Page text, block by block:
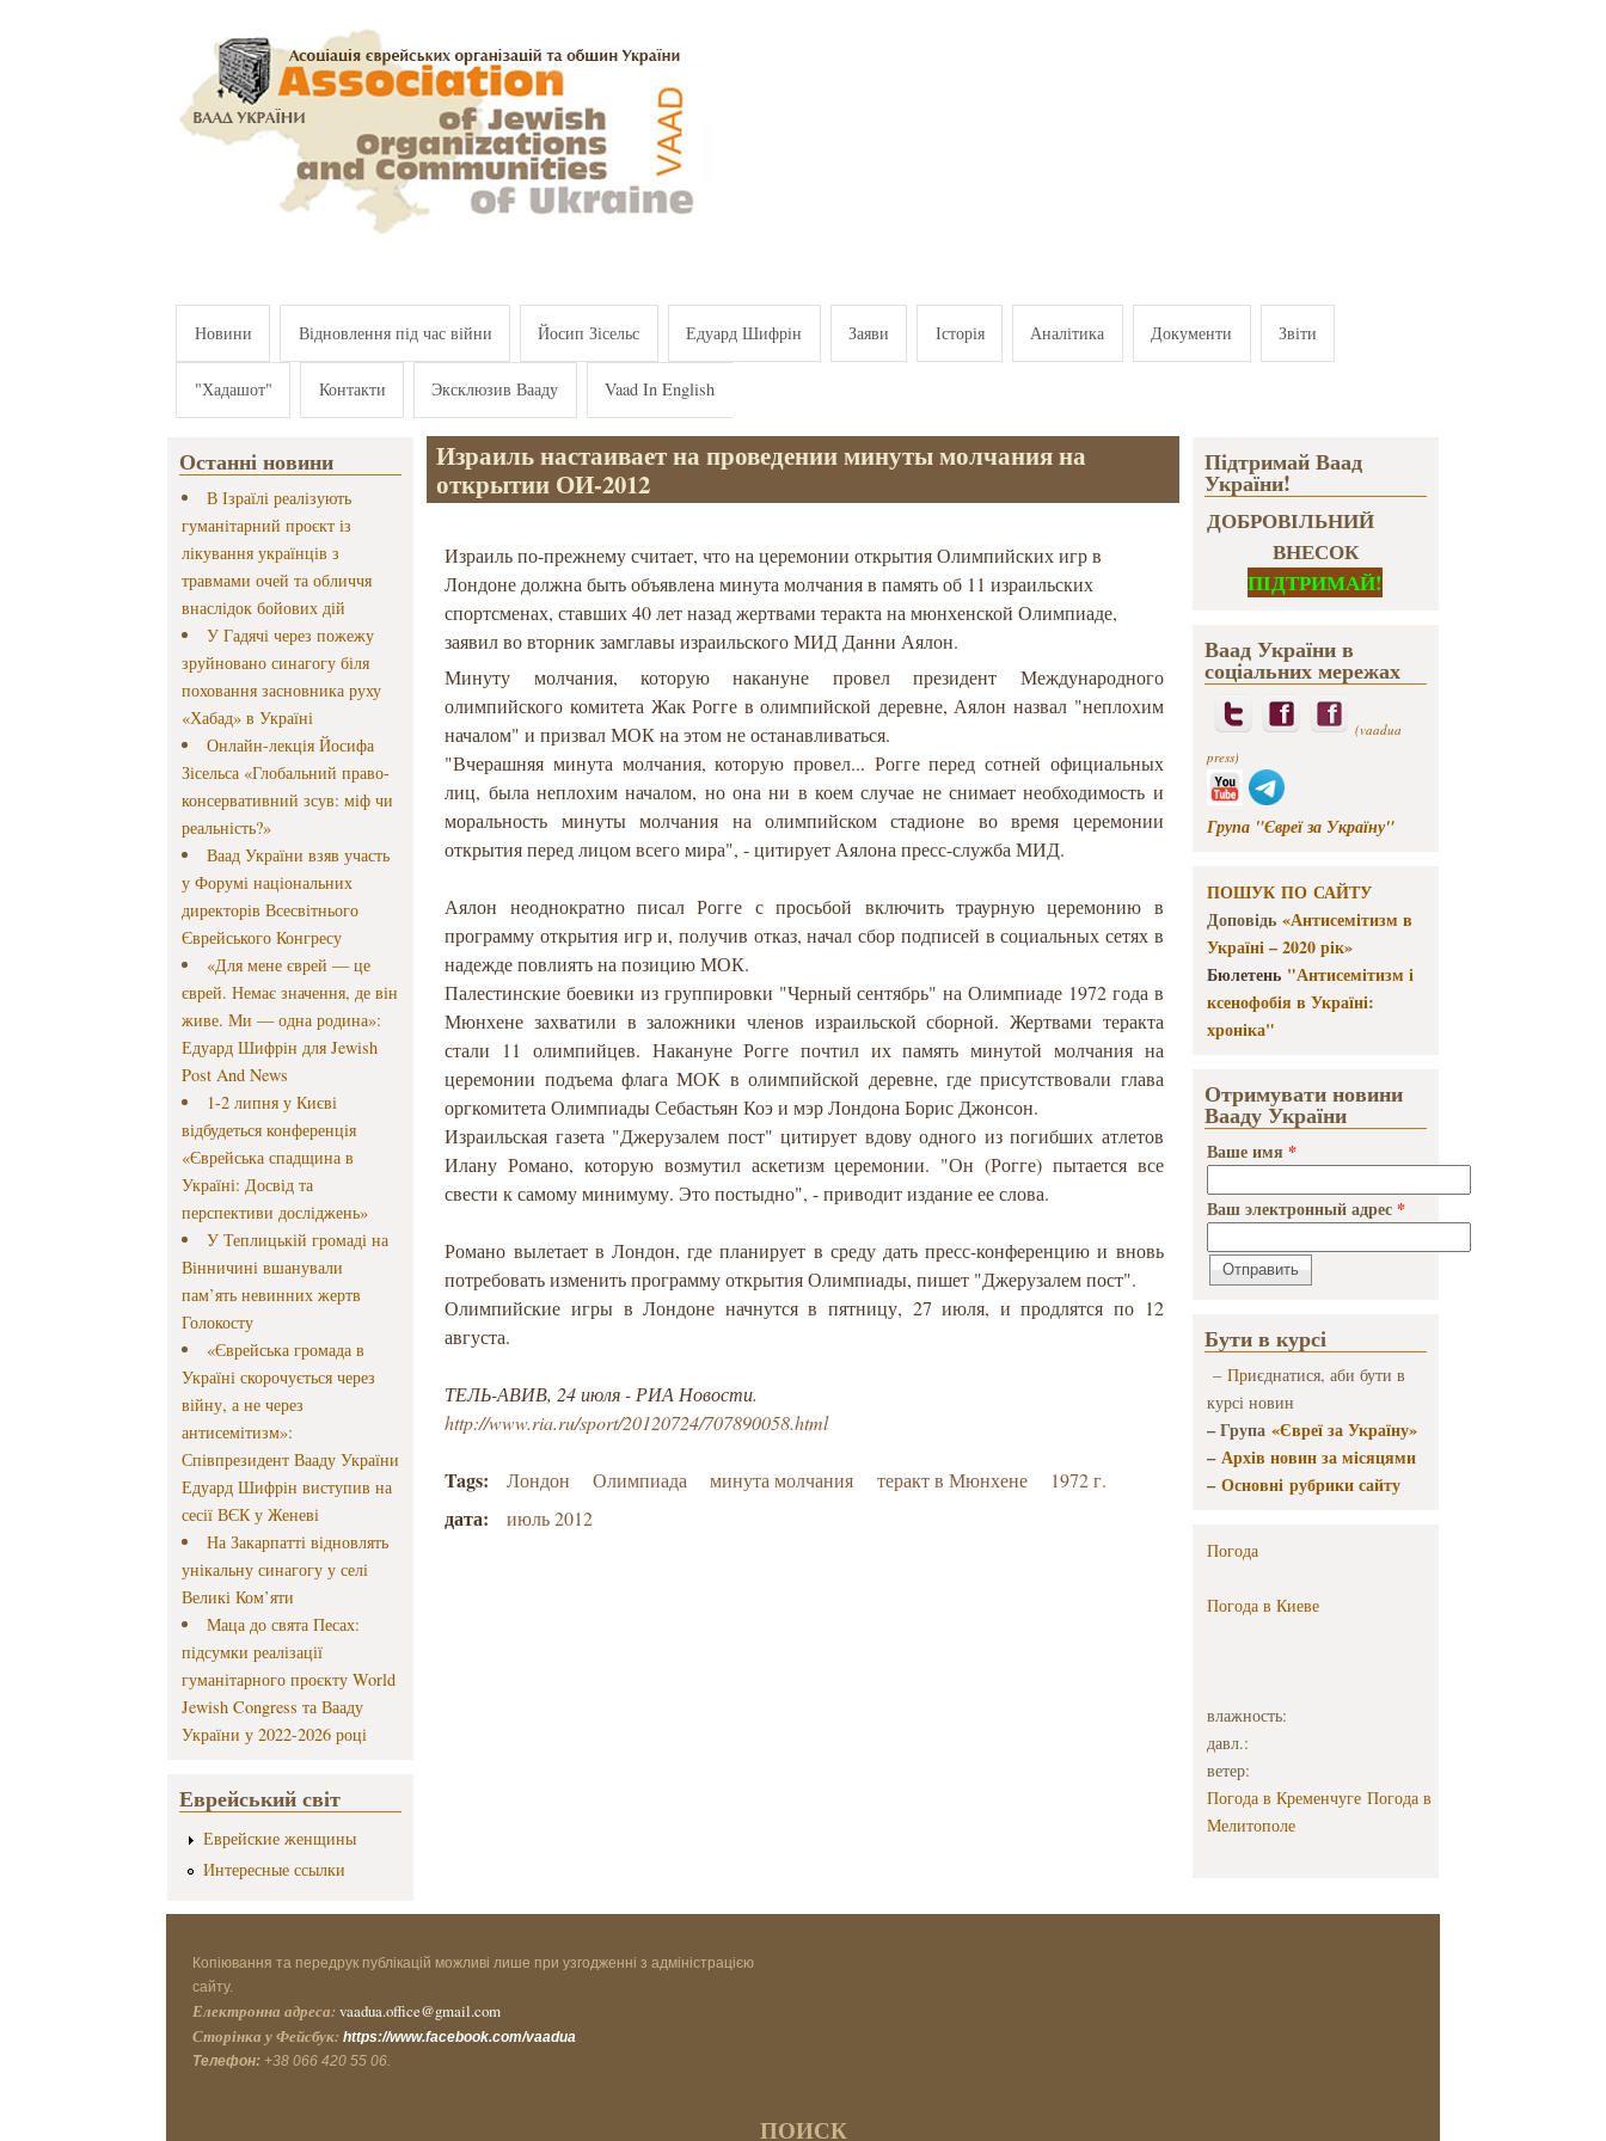
Новини Відновлення під час війни Йосип Зісельс Едуард Шифрін Заяви Історія Аналітика Документи Звіти
"Хадашот" Контакти Эксклюзив Вааду Vaad In English
Останні новини
В Ізраїлі реалізують
гуманітарний проєкт із
лікування українців з
травмами очей та обличчя
внаслідок бойових дій
У Гадячі через пожежу
зруйновано синагогу біля
поховання засновника руху
«Хабад» в Україні
Онлайн-лекція Йосифа
Зісельса «Глобальний право-
консервативний зсув: міф чи
реальність?»
Ваад України взяв участь
у Форумі національних
директорів Всесвітнього
Єврейського Конгресу
«Для мене єврей — це
єврей. Немає значення, де він
живе. Ми — одна родина»:
Едуард Шифрін для Jewish
Post And News
1-2 липня у Києві
відбудеться конференція
«Єврейська спадщина в
Україні: Досвід та
перспективи досліджень»
У Теплицькій громаді на
Вінничині вшанували
пам’ять невинних жертв
Голокосту
«Єврейська громада в
Україні скорочується через
війну, а не через
антисемітизм»:
Співпрезидент Вааду України
Едуард Шифрін виступив на
сесії ВЄК у Женеві
На Закарпатті відновлять
унікальну синагогу у селі
Великі Ком’яти
Маца до свята Песах:
підсумки реалізації
гуманітарного проєкту World
Jewish Congress та Вааду
України у 2022-2026 році
Еврейський світ
Еврейские женщины
Интересные ссылки
Израиль настаивает на проведении минуты молчания на
открытии ОИ-2012
Израиль по-прежнему считает, что на церемонии открытия Олимпийских игр в
Лондоне должна быть объявлена минута молчания в память об 11 израильских
спортсменах, ставших 40 лет назад жертвами теракта на мюнхенской Олимпиаде,
заявил во вторник замглавы израильского МИД Данни Аялон.
Минуту молчания, которую накануне провел президент Международного
олимпийского комитета Жак Рогге в олимпийской деревне, Аялон назвал "неплохим
началом" и призвал МОК на этом не останавливаться.
"Вчерашняя минута молчания, которую провел... Рогге перед сотней официальных
лиц, была неплохим началом, но она ни в коем случае не снимает необходимость и
моральность минуты молчания на олимпийском стадионе во время церемонии
открытия перед лицом всего мира", - цитирует Аялона пресс-служба МИД.
Аялон неоднократно писал Рогге с просьбой включить траурную церемонию в
программу открытия игр и, получив отказ, начал сбор подписей в социальных сетях в
надежде повлиять на позицию МОК.
Палестинские боевики из группировки "Черный сентябрь" на Олимпиаде 1972 года в
Мюнхене захватили в заложники членов израильской сборной. Жертвами теракта
стали 11 олимпийцев. Накануне Рогге почтил их память минутой молчания на
церемонии подъема флага МОК в олимпийской деревне, где присутствовали глава
оргкомитета Олимпиады Себастьян Коэ и мэр Лондона Борис Джонсон.
Израильская газета "Джерузалем пост" цитирует вдову одного из погибших атлетов
Илану Романо, которую возмутил аскетизм церемонии. "Он (Рогге) пытается все
свести к самому минимуму. Это постыдно", - приводит издание ее слова.
Романо вылетает в Лондон, где планирует в среду дать пресс-конференцию и вновь
потребовать изменить программу открытия Олимпиады, пишет "Джерузалем пост".
Олимпийские игры в Лондоне начнутся в пятницу, 27 июля, и продлятся по 12
августа.
ТЕЛЬ-АВИВ, 24 июля - РИА Новости.
http://www.ria.ru/sport/20120724/707890058.html
Tags: Лондон Олимпиада минута молчания теракт в Мюнхене 1972 г.
дата: июль 2012
Підтримай Ваад
України!
ДОБРОВІЛЬНИЙ
ВНЕСОК
ПІДТРИМАЙ!
Ваад України в
соціальних мережах
(vaadua
press)
Група "Євреї за Україну"
ПОШУК ПО САЙТУ
Доповідь «Антисемітизм в
Україні – 2020 рік»
Бюлетень "Антисемітизм і
ксенофобія в Україні:
хроніка"
Отримувати новини
Вааду України
Ваше имя *
Ваш электронный адрес *
Бути в курсі
– Приєднатися, аби бути в
курсі новин
– Група «Євреї за Україну»
–Архів новин за місяцями
–Основні рубрики сайту
Погода
Погода в Киеве
влажность:
давл.:
ветер:
Погода в Кременчуге Погода в
Мелитополе
Копіювання та передрук публікацій можливі лише при узгодженні з адміністрацією
сайту.
Електронна адреса: vaadua.office@gmail.com
Сторінка у Фейсбук: https://www.facebook.com/vaadua
Телефон: +38 066 420 55 06.
ПОИСК